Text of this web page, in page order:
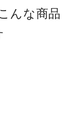
んな商品